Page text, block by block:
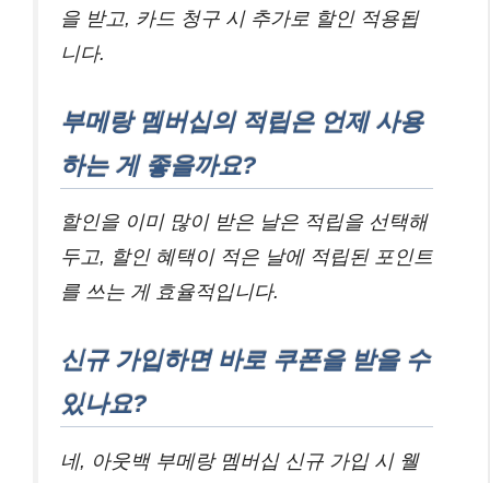
을 받고, 카드 청구 시 추가로 할인 적용됩
니다.
부메랑 멤버십의 적립은 언제 사용
하는 게 좋을까요?
할인을 이미 많이 받은 날은 적립을 선택해
두고, 할인 혜택이 적은 날에 적립된 포인트
를 쓰는 게 효율적입니다.
신규 가입하면 바로 쿠폰을 받을 수
있나요?
네, 아웃백 부메랑 멤버십 신규 가입 시 웰